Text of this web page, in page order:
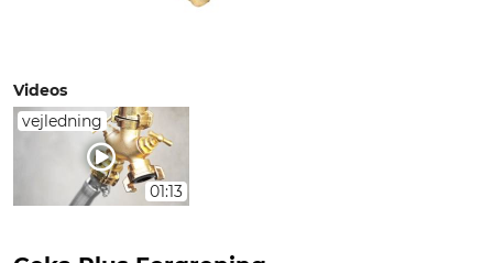
Videos
vejledning
01:13